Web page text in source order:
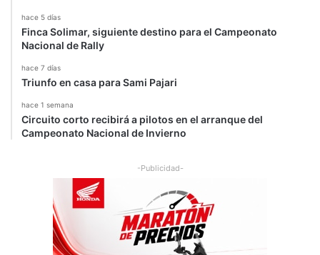
hace 5 días
Finca Solimar, siguiente destino para el Campeonato
Nacional de Rally
hace 7 días
Triunfo en casa para Sami Pajari
hace 1 semana
Circuito corto recibirá a pilotos en el arranque del
Campeonato Nacional de Invierno
-Publicidad-